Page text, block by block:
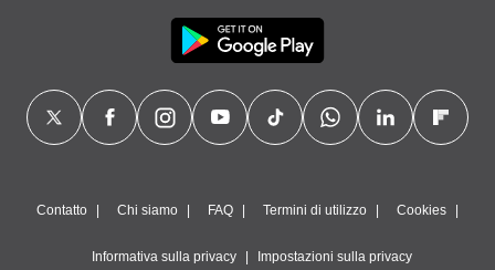
Contatto Chi siamo FAQ Termini di utilizzo Cookies
Informativa sulla privacy Impostazioni sulla privacy